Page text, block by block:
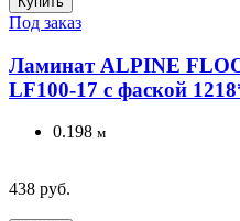
Под заказ
Ламинат ALPINE
LF100-17 с фаской
0.198 м
438 руб.